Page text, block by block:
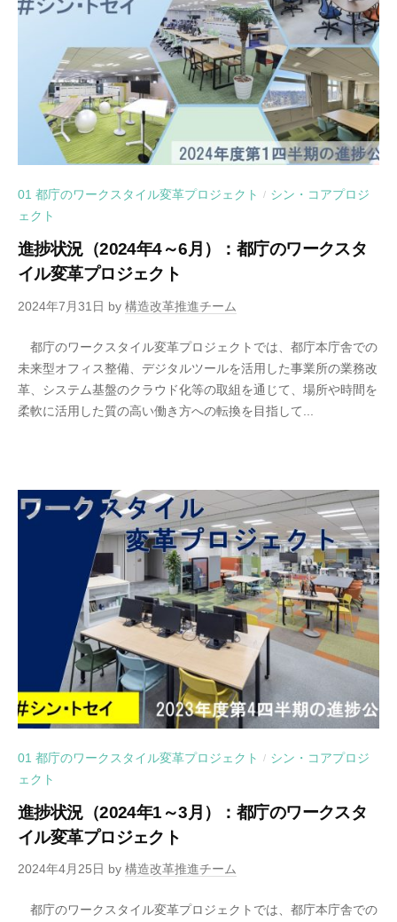
01 都庁のワークスタイル変革プロジェクト / シン・コアプロジ
ェクト
進捗状況（2024年4～6月）：都庁のワークスタ
イル変革プロジェクト
2024年7月31日 by 構造改革推進チーム
都庁のワークスタイル変革プロジェクトでは、都庁本庁舎での
未来型オフィス整備、デジタルツールを活用した事業所の業務改
革、システム基盤のクラウド化等の取組を通じて、場所や時間を
柔軟に活用した質の高い働き方への転換を目指して...
01 都庁のワークスタイル変革プロジェクト / シン・コアプロジ
ェクト
進捗状況（2024年1～3月）：都庁のワークスタ
イル変革プロジェクト
2024年4月25日 by 構造改革推進チーム
都庁のワークスタイル変革プロジェクトでは、都庁本庁舎での